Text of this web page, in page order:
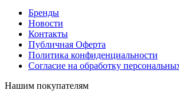
Бренды
Новости
Контакты
Публичная Оферта
Политика конфиденциальности
Согласие на обработку
Нашим покупателям